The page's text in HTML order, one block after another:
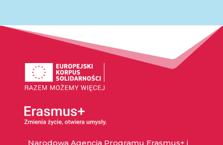
Narodowa Agencja Programu Erasmus+ i